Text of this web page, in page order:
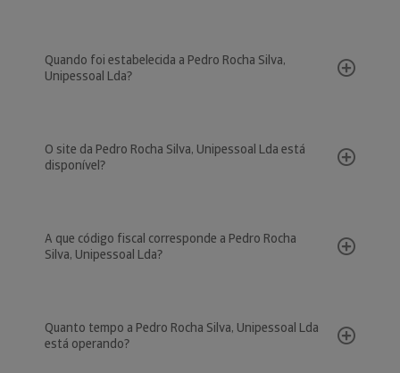
Quando foi estabelecida a Pedro Rocha Silva,
Unipessoal Lda?
O site da Pedro Rocha Silva, Unipessoal Lda está
disponível?
A que código fiscal corresponde a Pedro Rocha
Silva, Unipessoal Lda?
Quanto tempo a Pedro Rocha Silva, Unipessoal Lda
está operando?